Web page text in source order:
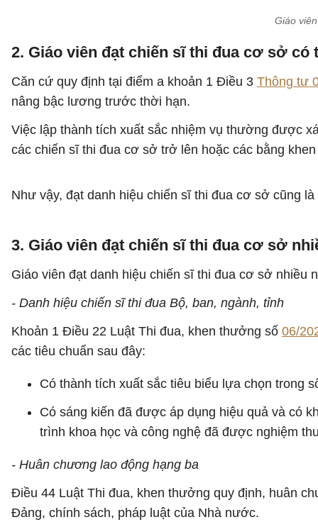
Giáo
2. Giáo viên đạt chiến sĩ thi đua cơ sở
Căn cứ quy định tại điểm a khoản 1 Điều 3 Thông tư
nâng bậc lương trước thời hạn.
Việc lập thành tích xuất sắc nhiệm vụ thường được
các chiến sĩ thi đua cơ sở trở lên hoặc các bằng
Như vậy, đạt danh hiệu chiến sĩ thi đua cơ sở cũng
3. Giáo viên đạt chiến sĩ thi đua cơ sở
Giáo viên đạt danh hiệu chiến sĩ thi đua cơ sở nhiều
- Danh hiệu chiến sĩ thi đua Bộ, ban, ngành, tỉnh
Khoản 1 Điều 22 Luật Thi đua, khen thưởng số 06/
các tiêu chuẩn sau đây:
Có thành tích xuất sắc tiêu biểu lựa chọn trong
Có sáng kiến đã được áp dụng hiệu quả và có
trình khoa học và công nghệ đã được nghiệm
- Huân chương lao động hạng ba
Điều 44 Luật Thi đua, khen thưởng quy định, huân
Đảng, chính sách, pháp luật của Nhà nước.